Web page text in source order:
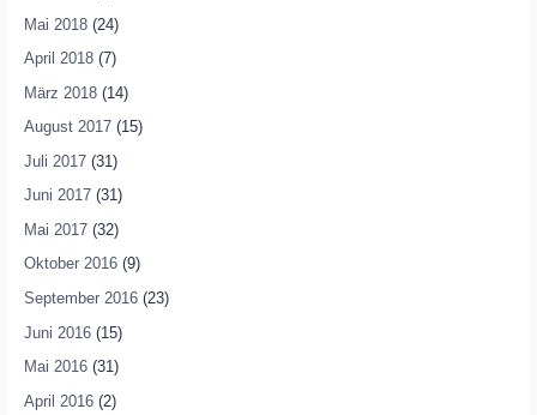
Mai 2018(24)
April 2018(7)
März 2018(14)
August 2017(15)
Juli 2017(31)
Juni 2017(31)
Mai 2017(32)
Oktober 2016(9)
September 2016(23)
Juni 2016(15)
Mai 2016(31)
April 2016(2)